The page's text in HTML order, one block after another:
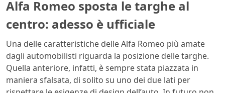
Alfa Romeo sposta le targhe al
centro: adesso è ufficiale
Una delle caratteristiche delle Alfa Romeo più amate
dagli automobilisti riguarda la posizione delle targhe.
Quella anteriore, infatti, è sempre stata piazzata in
maniera sfalsata, di solito su uno dei due lati per